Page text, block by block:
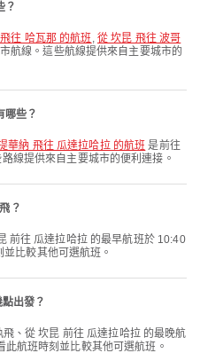
？
往 哈瓦那 的航班 , 從 坎昆 飛往 波哥
航線。這些航線提供來自主要城市的
哪些？
華納 飛往 瓜達拉哈拉 的航班 是前往
線提供來自主要城市的便利連接。
？
比較其他可選航班。
出發？
航班時刻並比較其他可選航班。